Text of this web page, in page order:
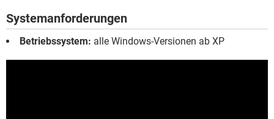
Systemanforderungen
Betriebssystem: alle Windows-Versionen ab XP